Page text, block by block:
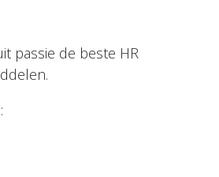
passie de beste HR